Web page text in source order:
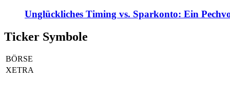
Unglückliches Timing vs. Sparkonto: Ein
Ticker Symbole
BÖRSE
XETRA